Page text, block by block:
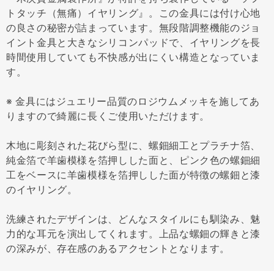
トタッチ（無痛）イヤリング』。この金具には付け心地
の良さの秘密が詰まっています。無段階調整機能のジョ
イント金具と大きなシリコンパッドで、イヤリングを長
時間使用していても不快感が出にくい構造となっていま
す。
※ 金具にはジュエリー品質のロジウムメッキを施してあ
りますので綺麗に長くご使用いただけます。
木地に彫刻された花びら型に、螺鈿細工とプラチナ箔、
純金箔で羊歯模様を箔押しした面と、ピンク色の螺鈿細
工をベースに羊歯模様を箔押しした面が特徴の螺鈿と漆
のイヤリング。
洗練されたデザインは、どんなスタイルにも馴染み、魅
力的な耳元を演出してくれます。上品な螺鈿の輝きと漆
の深みが、存在感のあるアクセントとなります。